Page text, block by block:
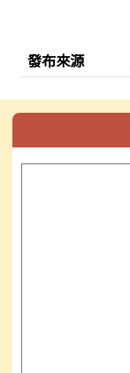
發布來源
左邊區域內容